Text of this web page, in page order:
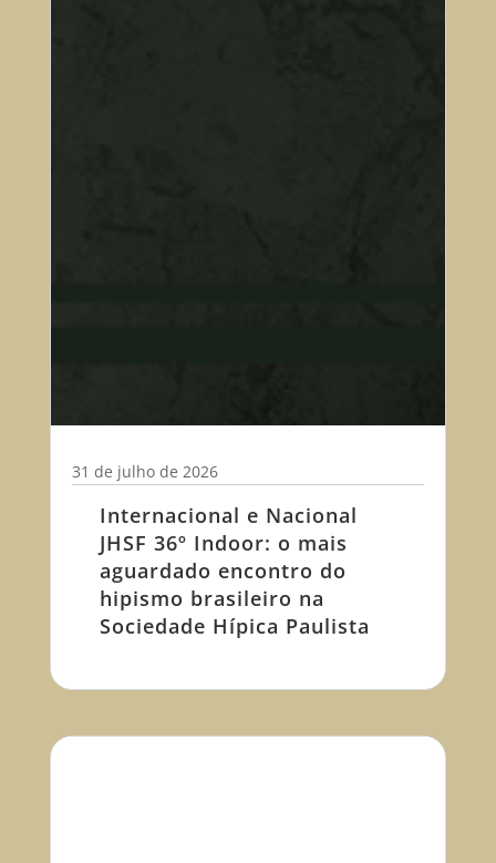
Internacional e Nacional
JHSF 36º Indoor: o mais
aguardado encontro do
hipismo brasileiro na
Sociedade Hípica Paulista
31 de julho de 2026